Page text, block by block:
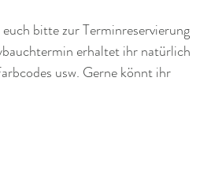
bitte zur Terminreservierung
erhaltet ihr natürlich
usw. Gerne könnt ihr